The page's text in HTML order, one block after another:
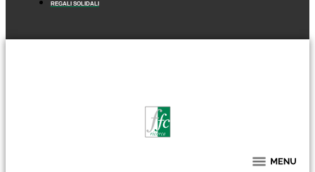
REGALI SOLIDALI